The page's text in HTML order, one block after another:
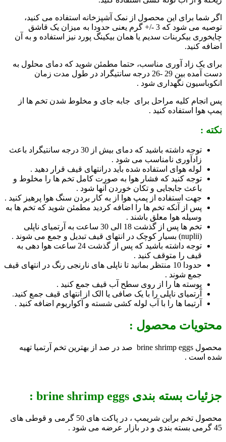
اگر شما برای این محصول از نمک آشپزخانه استفاده می­ کنید،
توصیه می شود که 3 -/+ گرم یعنی حدودا به میزان یک قاشق
چایخوری بیکربنات سدیم یا همان بیکینگ پورد نیز استفاده و به آن
اضافه کنید.
برای یک زاد آوری مناسب، حتما مطمئن شوید که دمای محلول به
دست آمده بین 29 -26 درجه سانتیگراد در طول مدت زمان
انکوباسیون نگهداری شود .
پس انجام کلیه مراحل برای جابه جای و مخلوط شدن تخم ها از
پمپ هوا استفاده کنید .
نکته :
توجه داشته باشید که دمای بیش از 30 درجه سانتیگراد باعث
زادآوری نامناسب می­ شود .
لوله هوای استفاده شده باید درانتهای قیف قرار دهید .
توجه کنید که فشار هوا به صورت کامل تخم ها را مخلوط و
باعث جابجایی و تکان خوردن آنها شود .
جهت استفاده از پمپ هوا از به کار بردن سنگ هوا پرهیز کنید .
پس از آنکه تخم ها را اضافه کردید مطمئن شوید که تخم ها به
وسیله هوا معلق باشند .
تخم­ ها پس از گذشت 18 الی 30 ساعت به آرتمیای ناپلی
(
nuplii) بسیار کوچک در انتهای قیف تبدیل و جمع می­ شوند .
توجه داشته باشید که پس از گذشت 24 ساعت هوا دهی به
قیف را متوقف کنید .
حدودا 10 منتظر بمانید تا ناپلی­ های نارنجی رنگ در انتهای قیف
جمع شوند .
پوسته­ ها را از روی سطح آب قیف جمع کنید .
آرتمیای ناپلی را با یک صافی یا الک از انتهای قیف جمع کنید.
آرتیما ها را با آب لوله کشی شسته و آکواریوم اضافه کنید .
محتویات محصول :
محصول brine shrimp eggs صد در صد از بهترین تخم آرتمیا تهیه
شده است .
جزئیات بسته بندی brine shrimp eggs :
محصول تخم براین شریمپ ، در پاکت های 50 گرمی و قوطی های
45 گرمی بسته بندی و در بازار عرضه می شود .